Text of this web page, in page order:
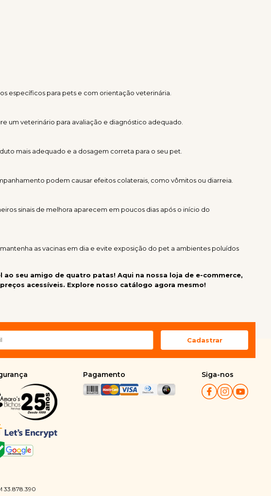
específicos para pets e com orientação veterinária.
um veterinário para avaliação e diagnóstico adequado.
mais adequado e a dosagem correta para o seu pet.
podem causar efeitos colaterais, como vômitos ou diarreia.
sinais de melhora aparecem em poucos dias após o início do
as vacinas em dia e evite exposição do pet a ambientes poluídos
seu amigo de quatro patas! Aqui na nossa loja de e-commerce,
acessíveis. Explore nosso catálogo agora mesmo!
Pagamento Siga-nos
33.878.390